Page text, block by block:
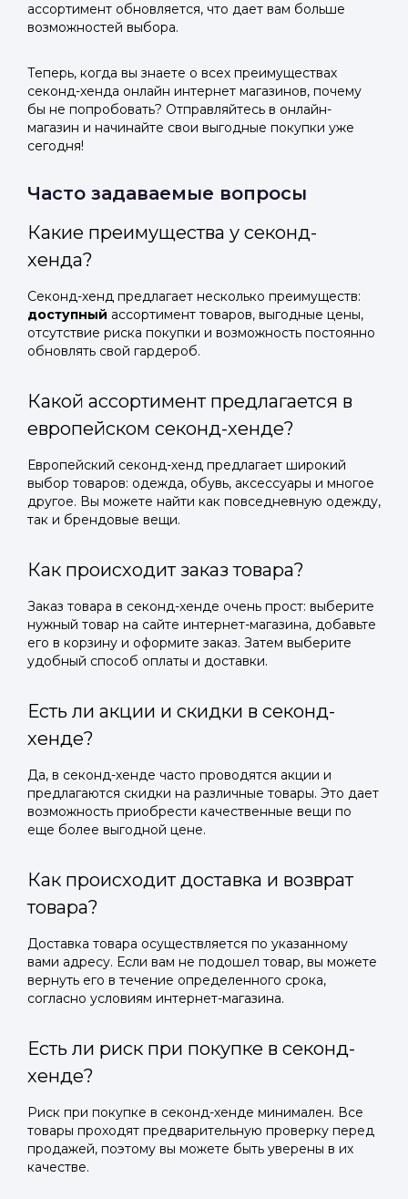
ассортимент обновляется, что дает вам больше
возможностей выбора.
Теперь, когда вы знаете о всех преимуществах
секонд-хенда онлайн интернет магазинов, почему
бы не попробовать? Отправляйтесь в онлайн-
магазин и начинайте свои выгодные покупки уже
сегодня!
Часто задаваемые вопросы
Какие преимущества у секонд-
хенда?
Секонд-хенд предлагает несколько преимуществ:
доступный ассортимент товаров, выгодные цены,
отсутствие риска покупки и возможность постоянно
обновлять свой гардероб.
Какой ассортимент предлагается в
европейском секонд-хенде?
Европейский секонд-хенд предлагает широкий
выбор товаров: одежда, обувь, аксессуары и многое
другое. Вы можете найти как повседневную одежду,
так и брендовые вещи.
Как происходит заказ товара?
Заказ товара в секонд-хенде очень прост: выберите
нужный товар на сайте интернет-магазина, добавьте
его в корзину и оформите заказ. Затем выберите
удобный способ оплаты и доставки.
Есть ли акции и скидки в секонд-
хенде?
Да, в секонд-хенде часто проводятся акции и
предлагаются скидки на различные товары. Это дает
возможность приобрести качественные вещи по
еще более выгодной цене.
Как происходит доставка и возврат
товара?
Доставка товара осуществляется по указанному
вами адресу. Если вам не подошел товар, вы можете
вернуть его в течение определенного срока,
согласно условиям интернет-магазина.
Есть ли риск при покупке в секонд-
хенде?
Риск при покупке в секонд-хенде минимален. Все
товары проходят предварительную проверку перед
продажей, поэтому вы можете быть уверены в их
качестве.